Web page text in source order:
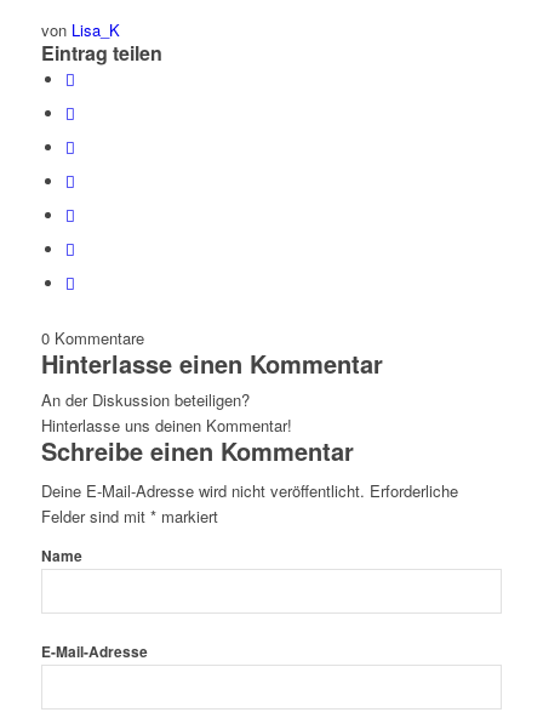
von Lisa_K
Eintrag teilen
0 Kommentare
Hinterlasse einen Kommentar
An der Diskussion beteiligen?
Hinterlasse uns deinen Kommentar!
Schreibe einen Kommentar
Deine E-Mail-Adresse wird nicht veröffentlicht. Erforderliche
Felder sind mit *markiert
Name
E-Mail-Adresse